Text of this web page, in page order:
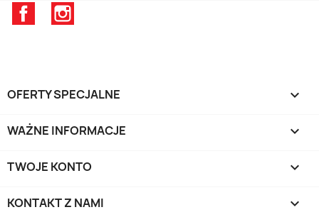
Facebook
OFERTY SPECJALNE 
WAŻNE INFORMACJE 
TWOJE KONTO 
KONTAKT Z NAMI keyboard_arrow_down